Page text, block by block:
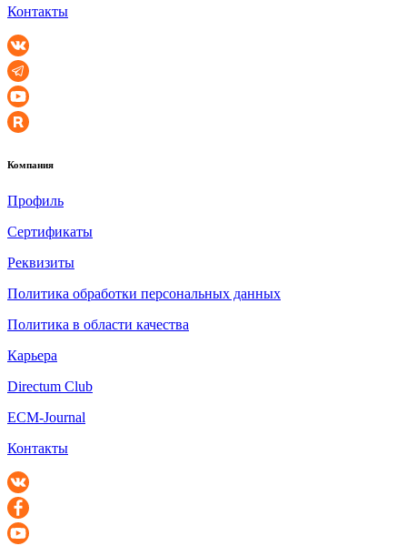
Контакты
Компания
Профиль
Сертификаты
Реквизиты
Политика обработки персональных данных
Политика в области качества
Карьера
Directum Club
ECM-Journal
Контакты